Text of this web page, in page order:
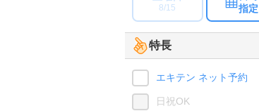
8/15
指定
特長
エキテン ネット予約
日祝OK